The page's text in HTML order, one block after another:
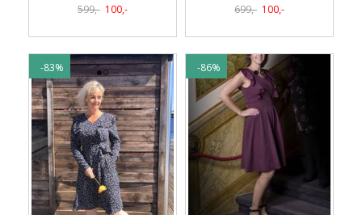
599,- 100,- 699,- 100,-
-83% -86%